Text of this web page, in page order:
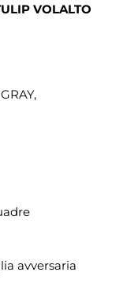
VOLALTO
avversaria